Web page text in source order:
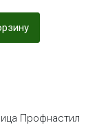
Профнастил